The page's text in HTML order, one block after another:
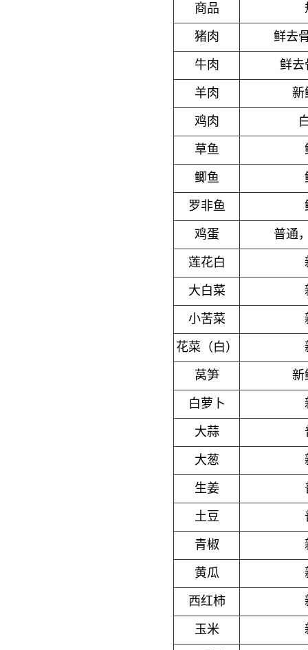
商品
猪肉 鲜去
牛肉 鲜去
羊肉 新
鸡肉
草鱼
鲫鱼
罗非鱼
鸡蛋 普通
莲花白
大白菜
小苦菜
花菜（白）
莴笋 新
白萝卜
大蒜
大葱
生姜
土豆
青椒
黄瓜
西红柿
玉米